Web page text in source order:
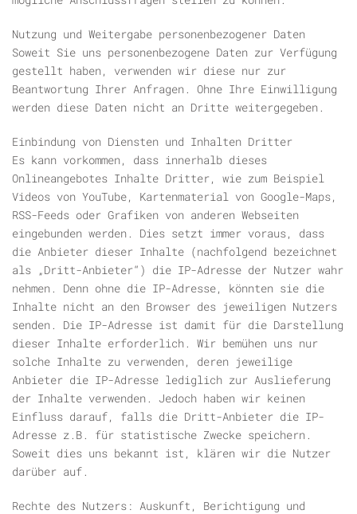
Nutzung und Weitergabe personenbezogener Daten
Soweit Sie uns personenbezogene Daten zur Verfügung
gestellt haben, verwenden wir diese nur zur
Beantwortung Ihrer Anfragen. Ohne Ihre Einwilligung
werden diese Daten nicht an Dritte weitergegeben.
Einbindung von Diensten und Inhalten Dritter
Es kann vorkommen, dass innerhalb dieses
Onlineangebotes Inhalte Dritter, wie zum Beispiel
Videos von YouTube, Kartenmaterial von Google-Maps,
RSS-Feeds oder Grafiken von anderen Webseiten
eingebunden werden. Dies setzt immer voraus, dass
die Anbieter dieser Inhalte (nachfolgend bezeichnet
als „Dritt-Anbieter“) die IP-Adresse der Nutzer wahr
nehmen. Denn ohne die IP-Adresse, könnten sie die
Inhalte nicht an den Browser des jeweiligen Nutzers
senden. Die IP-Adresse ist damit für die Darstellung
dieser Inhalte erforderlich. Wir bemühen uns nur
solche Inhalte zu verwenden, deren jeweilige
Anbieter die IP-Adresse lediglich zur Auslieferung
der Inhalte verwenden. Jedoch haben wir keinen
Einfluss darauf, falls die Dritt-Anbieter die IP-
Adresse z.B. für statistische Zwecke speichern.
Soweit dies uns bekannt ist, klären wir die Nutzer
darüber auf.
Rechte des Nutzers: Auskunft, Berichtigung und